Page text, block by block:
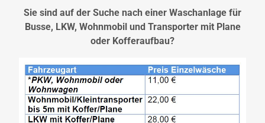
Sie sind auf der Suche nach einer Waschanlage für
Busse, LKW, Wohnmobil und Transporter mit Plane
oder Kofferaufbau?